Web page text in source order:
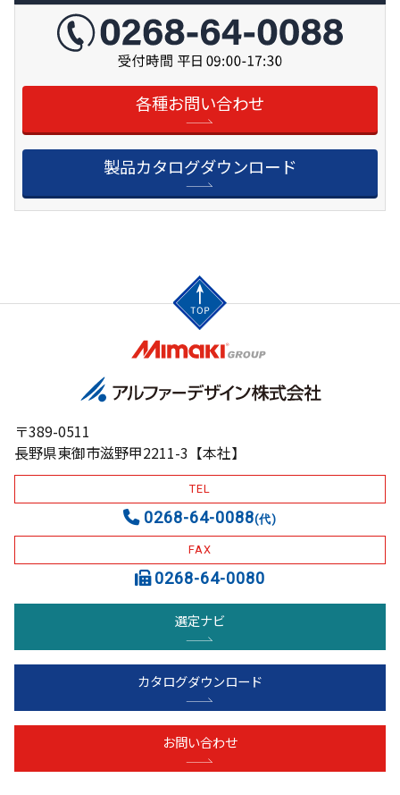
各種お問い合わせ
製品カタログダウンロード
〒389-0511
長野県東御市滋野甲2211-3【本社】
TEL
0268-64-0088(代)
FAX
0268-64-0080
選定ナビ
カタログダウンロード
お問い合わせ